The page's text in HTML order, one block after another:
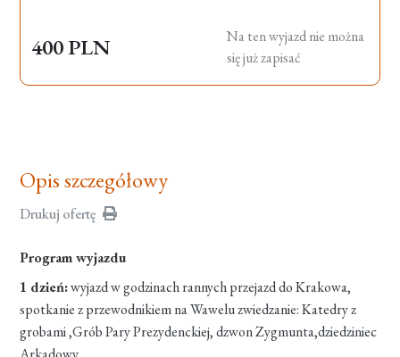
400 PLN
Na ten wyjazd nie można
się już zapisać
Opis szczegółowy
Drukuj ofertę
Program wyjazdu
1 dzień:wyjazd w godzinach rannych przejazd do Krakowa,
spotkanie z przewodnikiem na Wawelu zwiedzanie: Katedry z
grobami ,Grób Pary Prezydenckiej, dzwon Zygmunta,dziedziniec